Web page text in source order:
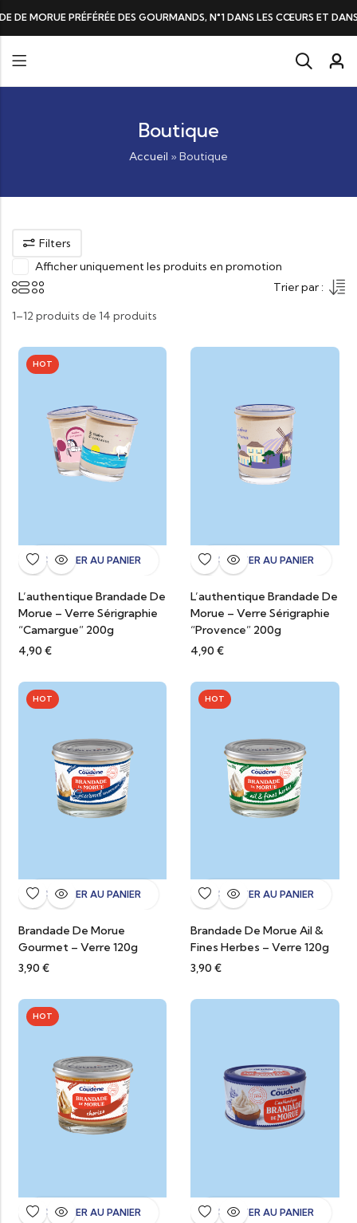
DE MORUE PRÉFÉRÉE DES GOURMANDS, N°1 DANS LES CŒURS ET
Boutique
Accueil » Boutique
Filters
Afficher uniquement les produits en promotion
Trier par :
1–12 produits de 14 produits
HOT
AJOUTER AU PANIER
L’authentique Brandade De
Morue – Verre Sérigraphie
“Camargue” 200g
4,90 €
AJOUTER AU PANIER
L’authentique Brandade De
Morue – Verre Sérigraphie
“Provence” 200g
4,90 €
HOT
AJOUTER AU PANIER
Brandade De Morue
Gourmet – Verre 120g
3,90 €
HOT
AJOUTER AU PANIER
Brandade De Morue Ail &
Fines Herbes – Verre 120g
3,90 €
HOT
AJOUTER AU PANIER AJOUTER AU PANIER